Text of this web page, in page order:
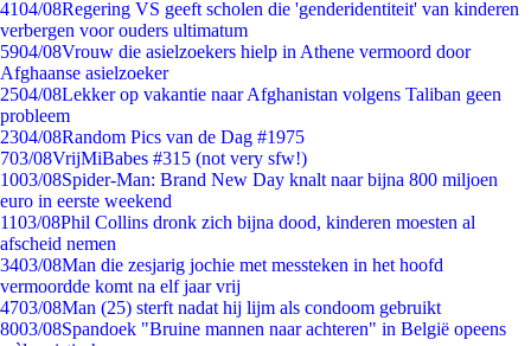
4104/08Regering VS geeft scholen die 'genderidentiteit' van kinderen
verbergen voor ouders ultimatum
5904/08Vrouw die asielzoekers hielp in Athene vermoord door
Afghaanse asielzoeker
2504/08Lekker op vakantie naar Afghanistan volgens Taliban geen
probleem
2304/08Random Pics van de Dag #1975
703/08VrijMiBabes #315 (not very sfw!)
1003/08Spider-Man: Brand New Day knalt naar bijna 800 miljoen
euro in eerste weekend
1103/08Phil Collins dronk zich bijna dood, kinderen moesten al
afscheid nemen
3403/08Man die zesjarig jochie met messteken in het hoofd
vermoordde komt na elf jaar vrij
4703/08Man (25) sterft nadat hij lijm als condoom gebruikt
8003/08Spandoek "Bruine mannen naar achteren" in België opeens